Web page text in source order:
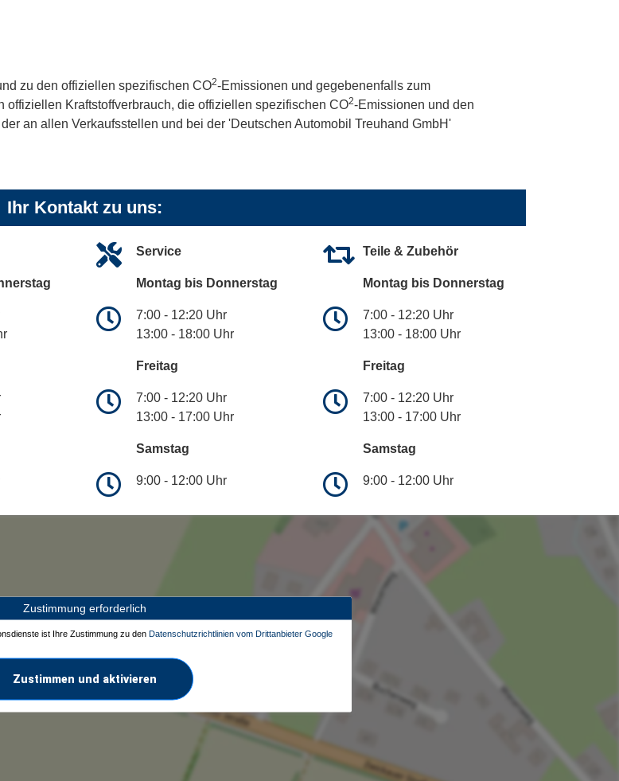
zu den offiziellen spezifischen CO2-Emissionen und gegebenenfalls zum
Kraftstoffverbrauch, die offiziellen spezifischen CO2-Emissionen und den
an allen Verkaufsstellen und bei der 'Deutschen Automobil Treuhand GmbH'
Ihr Kontakt zu uns:
Service
Montag bis Donnerstag
7:00 - 12:20 Uhr
13:00 - 18:00 Uhr
Freitag
7:00 - 12:20 Uhr
13:00 - 17:00 Uhr
Samstag
9:00 - 12:00 Uhr
Teile & Zubehör
Montag bis Donnerstag
7:00 - 12:20 Uhr
13:00 - 18:00 Uhr
Freitag
7:00 - 12:20 Uhr
13:00 - 17:00 Uhr
Samstag
9:00 - 12:00 Uhr
Zustimmung erforderlich
ist Ihre Zustimmung zu den Datenschutzrichtlinien vom Drittanbieter Google
Zustimmen und aktivieren